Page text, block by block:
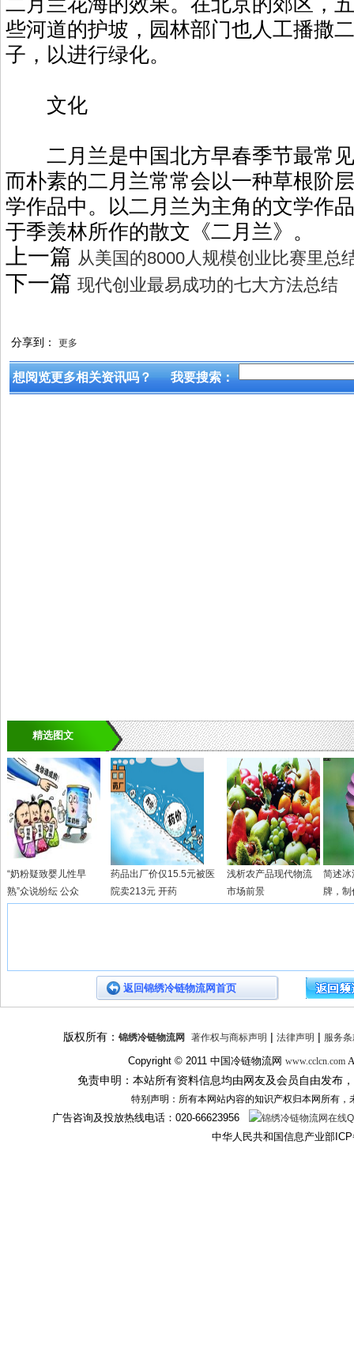
些河道的护坡，园林部门也人工播撒
子，以进行绿化。
文化
二月兰是中国北方早春季节最常见
而朴素的二月兰常常会以一种草根阶
学作品中。以二月兰为主角的文学作
于季羡林所作的散文《二月兰》。
上一篇 从美国的8000人规模创业比赛里总
下一篇 现代创业最易成功的七大方法总结
分享到： 更多
想阅览更多相关资讯吗？ 我要搜索：
精选图文
“奶粉疑致婴儿性早
熟”众说纷纭 公众
药品出厂价仅15.5元被医
院卖213元 开药
浅析农产品现代物流
市场前景
简述冰
牌，制
返回锦绣冷链物流网首页
版权所有： 锦绣冷链物流网 著作权与商标声明 | 法律声明 | 服务条
Copyright © 2011 中国冷链物流网 www.cclcn.com
免责申明：本站所有资料信息均由网友及会员自由发布
特别声明：所有本网站内容的知识产权归本网所有
广告咨询及投放热线电话： 020-66623956
中华人民共和国信息产业部